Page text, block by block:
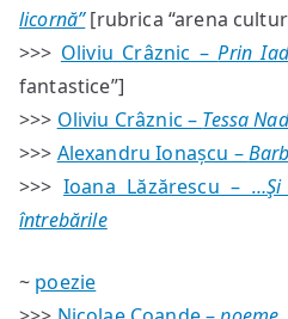
licornă”[rubrica “arena
>>> Oliviu Crâznic –Prin
fantastice”]
>>> Oliviu Crâznic – Tessa
>>> Alexandru Ionașcu –
>>> Ioana Lăzărescu –
întrebările
~ poezie